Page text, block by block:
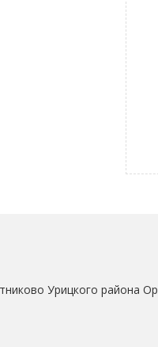
Урицкого района